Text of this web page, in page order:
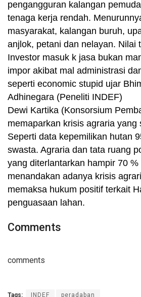
pengangguran kalangan
tenaga kerja rendah.
masyarakat, kalangan buruh,
anjlok, petani dan nelayan. Nilai
Investor masuk k jasa bukan
impor akibat mal administrasi
seperti economic stupid ujar
Adhinegara (Peneliti INDEF)
Dewi Kartika (Konsorsium
memaparkan krisis agraria yang
Seperti data kepemilikan hutan
swasta. Agraria dan tata ruang
yang diterlantarkan hampir 70 %
menandakan adanya krisis
memaksa hukum positif terkait
penguasaan lahan.
Comments
comments
Tags: INDEF peradaban